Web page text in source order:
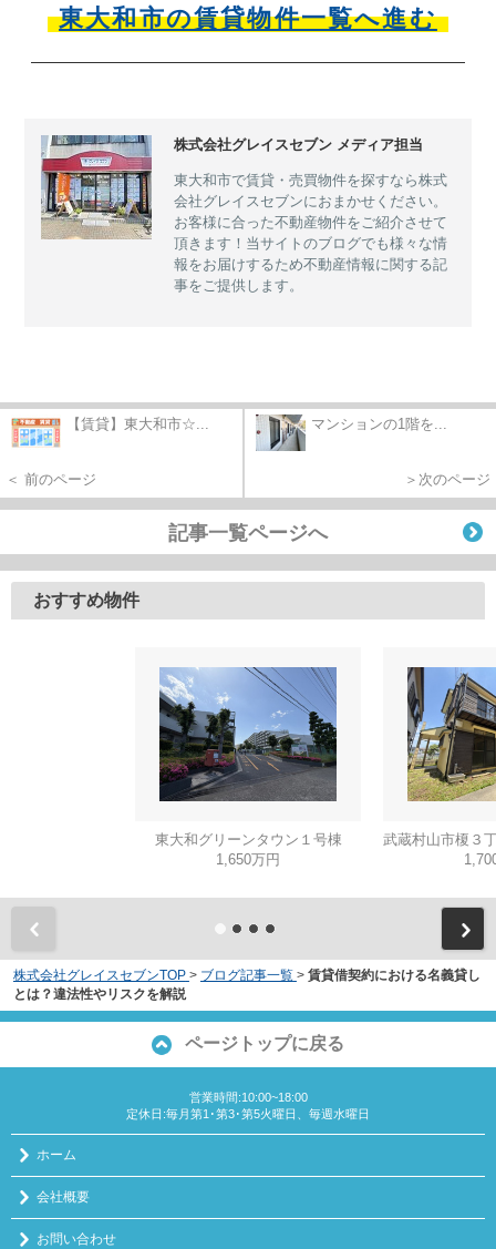
東大和市の賃貸物件一覧へ進む
株式会社グレイスセブン メディア担当
東大和市で賃貸・売買物件を探すなら株式
会社グレイスセブンにおまかせください。
お客様に合った不動産物件をご紹介させて
頂きます！当サイトのブログでも様々な情
報をお届けするため不動産情報に関する記
事をご提供します。
【賃貸】東大和市☆...
＜ 前のページ
マンションの1階を...
＞次のページ
記事一覧ページへ
おすすめ物件
東大和グリーンタウン１号棟
1,650万円
株式会社グレイスセブンTOP > ブログ記事一覧 > 賃貸借契約における名義貸し
とは？違法性やリスクを解説
ページトップに戻る
営業時間:10:00~18:00
定休日:毎月第1･第3･第5火曜日、毎週水曜日
ホーム
会社概要
お問い合わせ